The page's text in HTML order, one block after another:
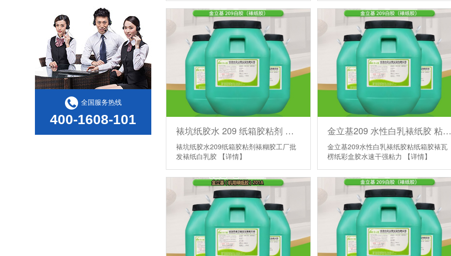
裱坑纸胶水 209 纸箱胶粘剂 裱糊胶 工厂批发 裱纸白乳胶
裱坑纸胶水209纸箱胶粘剂裱糊胶工厂批
发裱纸白乳胶 【详情】
金立基209 水性白乳裱纸胶 粘纸箱胶裱瓦楞纸彩盒胶水 速干强粘力
金立基209水性白乳裱纸胶粘纸箱胶裱瓦
楞纸彩盒胶水速干强粘力
【详情】
PET 泡壳成为玩具包装主流，该匹配什么样的PET热封胶
全国服务热线
400-1608-101